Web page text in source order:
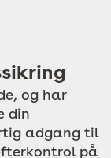
og har
din
adgang til
på